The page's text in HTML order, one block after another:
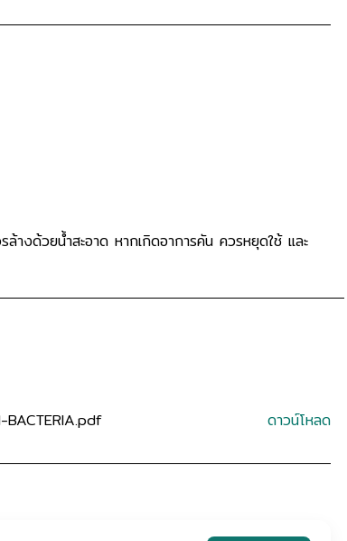
ล้างด้วยน้ำสะอาด หากเกิดอาการคัน ควรหยุดใช้ และ
ดาวน์โหลด